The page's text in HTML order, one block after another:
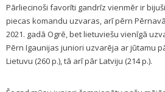
Pārliecinoši favorīti gandrīz vienmēr ir
piecas komandu uzvaras, arī pērn
2021. gadā Ogrē, bet lietuviešu vienīgā
Pērn Igaunijas juniori uzvarēja ar jūtamu
Lietuvu (260 p.), tā arī pār Latviju (214 p.).